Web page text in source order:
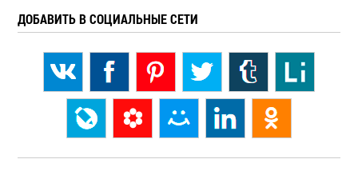
ДОБАВИТЬ В СОЦИАЛЬНЫЕ СЕТИ